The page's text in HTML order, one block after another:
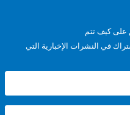
الإخبارية التي